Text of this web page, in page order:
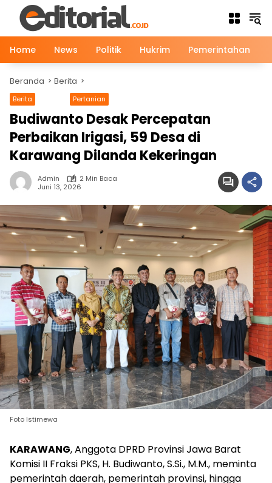
Langsung
konten
Home
News Politik Hukrim Pemerintahan
Beranda Berita
Berita Pertanian
Budiwanto Desak Percepatan
Perbaikan Irigasi, 59 Desa di
Karawang Dilanda Kekeringan
Admin
2 Min Baca
Juni 13, 2026
Foto Istimewa
KARAWANG, Anggota DPRD Provinsi Jawa Barat
Komisi II Fraksi PKS, H. Budiwanto, S.Si., M.M., meminta
pemerintah daerah, pemerintah provinsi, hingga